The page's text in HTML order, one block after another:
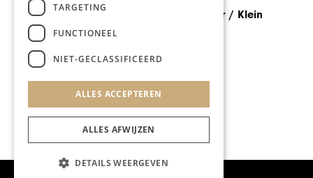
Restaurant Puur / Klein
TARGETING
FUNCTIONEEL
NIET-GECLASSIFICEERD
ALLES ACCEPTEREN
ALLES AFWIJZEN
DETAILS WEERGEVEN